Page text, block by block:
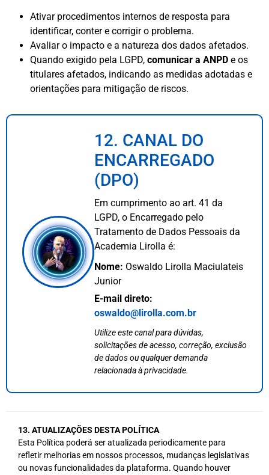
Ativar procedimentos internos de resposta para
identificar, conter e corrigir o problema.
Avaliar o impacto e a natureza dos dados afetados.
Quando exigido pela LGPD, comunicar a ANPD e os
titulares afetados, indicando as medidas adotadas e
orientações para mitigação de riscos.
12. CANAL DO
ENCARREGADO
(DPO)
Em cumprimento ao art. 41 da
LGPD, o Encarregado pelo
Tratamento de Dados Pessoais da
Academia Lirolla é:
Nome: Oswaldo Lirolla Maciulateis
Junior
E-mail direto:
oswaldo@lirolla.com.br
Utilize este canal para dúvidas,
solicitações de acesso, correção, exclusão
de dados ou qualquer demanda
relacionada à privacidade.
13. ATUALIZAÇÕES DESTA POLÍTICA
Esta Política poderá ser atualizada periodicamente para
refletir melhorias em nossos processos, mudanças legislativas
ou novas funcionalidades da plataforma. Quando houver